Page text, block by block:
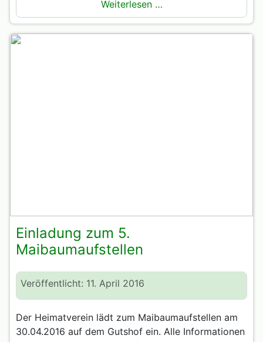
Weiterlesen …
Einladung zum 5.
Maibaumaufstellen
Veröffentlicht: 11. April 2016
Der Heimatverein lädt zum Maibaumaufstellen am
30.04.2016 auf dem Gutshof ein. Alle Informationen